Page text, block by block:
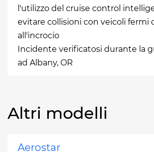
l'utilizzo del cruise control
evitare collisioni con veicoli fermi
all'incrocio
Incidente verificatosi durante la
ad Albany, OR
Altri modelli
Aerostar